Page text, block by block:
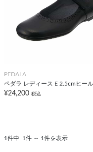
PEDALA
ペダラ レディース E 2.5cmヒール
¥24,200 税込
1件中 1件 ～ 1件を表示